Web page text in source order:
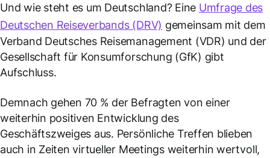
Und wie steht es um Deutschland? Eine Umfrage des
Deutschen Reiseverbands (DRV) gemeinsam mit dem
Verband Deutsches Reisemanagement (VDR) und der
Gesellschaft für Konsumforschung (GfK) gibt
Aufschluss.
Demnach gehen 70 % der Befragten von einer
weiterhin positiven Entwicklung des
Geschäftszweiges aus. Persönliche Treffen blieben
auch in Zeiten virtueller Meetings weiterhin wertvoll,